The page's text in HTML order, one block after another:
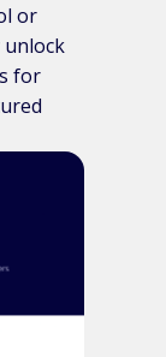
or
unlock
for